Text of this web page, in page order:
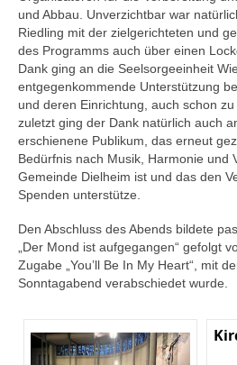
und Abbau. Unverzichtbar war
Riedling mit der zielgerichteten und
des Programms auch über einen
Dank ging an die Seelsorgeeinheit
entgegenkommende Unterstützung
und deren Einrichtung, auch schon
zuletzt ging der Dank natürlich auch
erschienene Publikum, das erneut
Bedürfnis nach Musik, Harmonie und
Gemeinde Dielheim ist und das den
Spenden unterstütze.
Den Abschluss des Abends bildete
„Der Mond ist aufgegangen“ gefolgt
Zugabe „You’ll Be In My Heart“, mit
Sonntagabend verabschiedet wurde.